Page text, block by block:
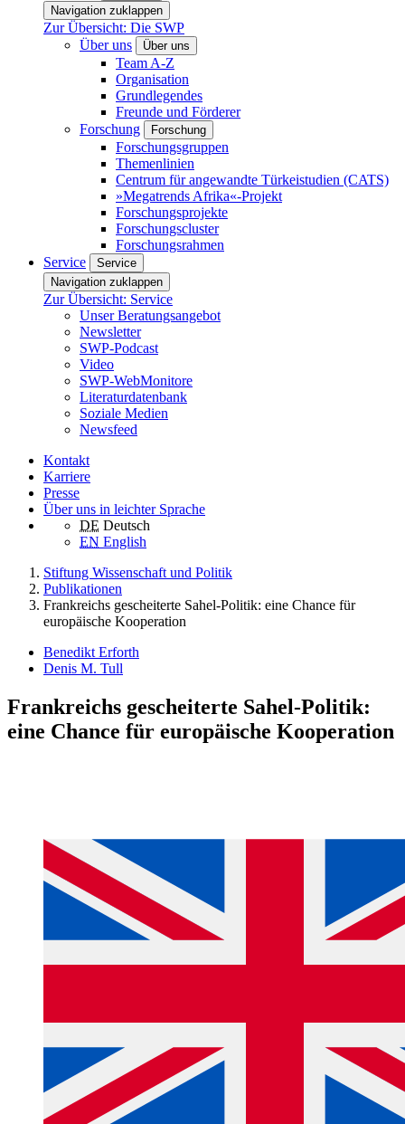
Navigation zuklappen
Zur Übersicht: Die SWP
Über uns
Über uns
Team A-Z
Organisation
Grundlegendes
Freunde und Förderer
Forschung
Forschung
Forschungsgruppen
Themenlinien
Centrum für angewandte Türkeistudien (CATS)
»Megatrends Afrika«-Projekt
Forschungsprojekte
Forschungscluster
Forschungsrahmen
Service
Service
Navigation zuklappen
Zur Übersicht: Service
Unser Beratungsangebot
Newsletter
SWP-Podcast
Video
SWP-WebMonitore
Literaturdatenbank
Soziale Medien
Newsfeed
Kontakt
Karriere
Presse
Über uns in leichter Sprache
DE Deutsch
EN English
Stiftung Wissenschaft und Politik
Publikationen
Frankreichs gescheiterte Sahel-Politik: eine Chance für
europäische Kooperation
Benedikt Erforth
Denis M. Tull
Frankreichs gescheiterte Sahel-Politik:
eine Chance für europäische Kooperation